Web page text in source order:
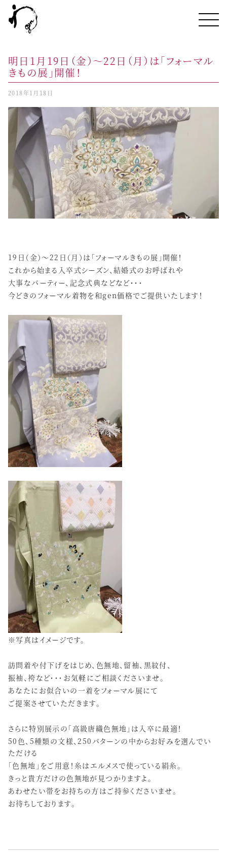
明日1月19日（金）～22日（月）は「フォーマル
きもの展」開催！
2018年1月18日
19日（金）～22日（月）は「フォーマルきもの展」開催！
これから始まる入卒式シーズン、結婚式のお呼ばれや
大事なパーティー、記念式典などなど・・・
今どきのフォーマル着物を和gen価格でご提供いたします！
※写真はイメージです。
訪問着や付下げをはじめ、色無地、留袖、黒紋付、
振袖、袴など・・・お気軽にご相談くださいませ。
あなたにお似合いの一着をフォーマル展にて
ご提案させていただきます。
さらに特別展示の「高級唐織色無地」は入卒に最適！
50色、5種類の文様、250パターンの中からお好みを選んでい
ただける
「色無地」をご用意！糸はエルメスで使っている絹糸。
きっと貴方だけの色無地が見つかりますよ。
あわせたい帯をお持ちの方はご持参くださいませ。
お待ちしております。